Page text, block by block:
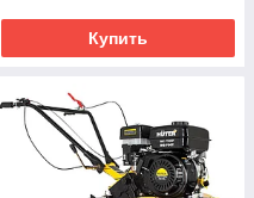
Купить